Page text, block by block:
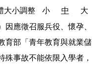
大小調整 小 中
大
應徵召服兵役、懷孕、
育部「青年教育與就業儲
殊事故不能依限入學者，